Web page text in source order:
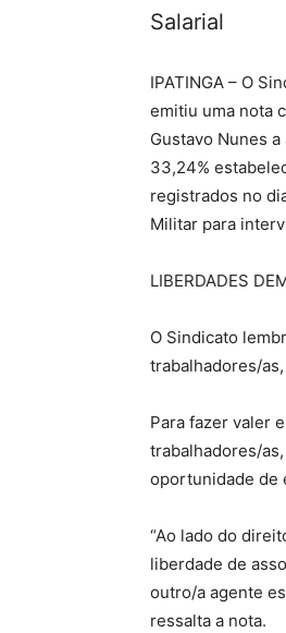
Salarial
IPATINGA – O
emitiu uma nota
Gustavo Nunes
33,24%
registrados no
Militar para
LIBERDADES
O Sindicato
trabalhadores/
Para fazer valer
trabalhadores/
oportunidade de
“Ao lado do
liberdade de
outro/a agente
ressalta a nota.